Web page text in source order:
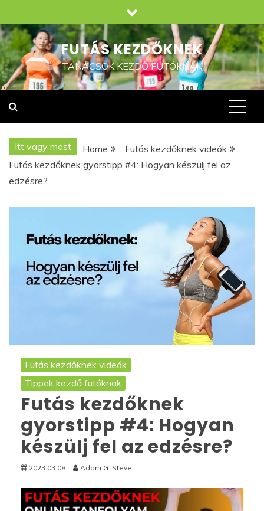
to
content
FUTÁS KEZDŐKNEK
TANÁCSOK KEZDŐ FUTÓKNAK
Itt vagy most Home
Futás kezdőknek videók
Futás kezdőknek gyorstipp #4: Hogyan készülj fel az
edzésre?
Futás kezdőknek videók
Tippek kezdő futóknak
Futás kezdőknek
gyorstipp #4: Hogyan
készülj fel az edzésre?
2023.03.08. Adam G. Steve